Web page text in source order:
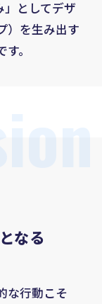
としてデザ
）を生み出す
。
なる
な行動こそ